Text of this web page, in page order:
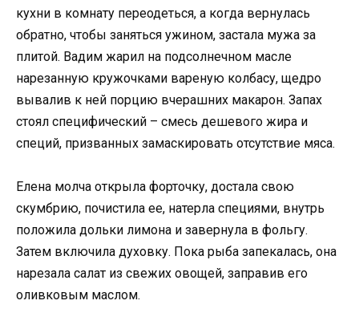
кухни в комнату переодеться, а когда вернулась
обратно, чтобы заняться ужином, застала мужа за
плитой. Вадим жарил на подсолнечном масле
нарезанную кружочками вареную колбасу, щедро
вывалив к ней порцию вчерашних макарон. Запах
стоял специфический – смесь дешевого жира и
специй, призванных замаскировать отсутствие мяса.
Елена молча открыла форточку, достала свою
скумбрию, почистила ее, натерла специями, внутрь
положила дольки лимона и завернула в фольгу.
Затем включила духовку. Пока рыба запекалась, она
нарезала салат из свежих овощей, заправив его
оливковым маслом.